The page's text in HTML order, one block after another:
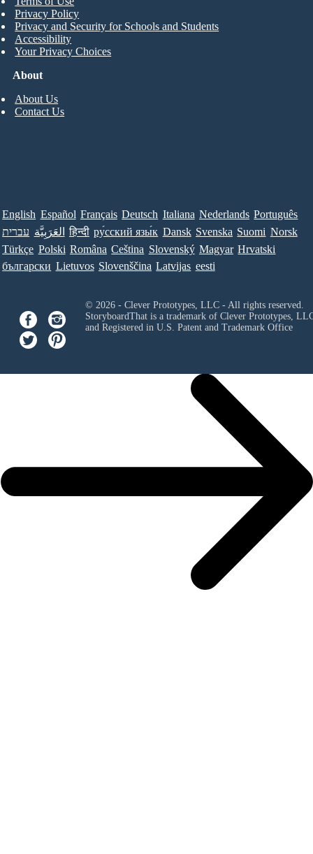
About
About Us
Contact Us
Privacy Policy
Privacy and Security for Schools and Students
Accessibility
Your Privacy Choices
English Español Français Deutsch Italiana Nederlands Português
עברית العَرَبِيَّة हिन्दी ру́сский язы́к Dansk Svenska Suomi Norsk
Türkçe Polski Româna Ceština Slovenský Magyar Hrvatski
български Lietuvos Slovenščina Latvijas eesti
© 2026 - Clever Prototypes, LLC - All rights reserved.
StoryboardThat is a trademark of Clever Prototypes,
and Registered in U.S. Patent and Trademark Office